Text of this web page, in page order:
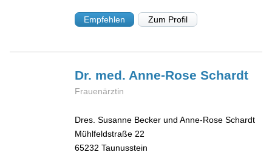
Empfehlen Zum Profil
Dr. med. Anne-RoseSchardt
Frauenärztin
Dres. Susanne Becker und Anne-Rose Schardt
Mühlfeldstraße 22
65232 Taunusstein